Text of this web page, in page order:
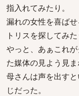
指入れてみたり。
漏れの女性を喜ば
トリスを探してみた
やっと、あぁこれ
た媒体の見よう見ま
母さんは声を出す
じだった。